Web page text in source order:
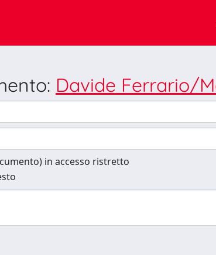
Davide Ferrario/
in accesso ristretto